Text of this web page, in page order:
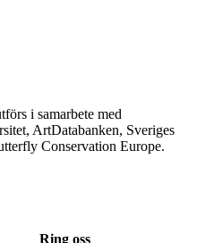
i samarbete med
ArtDatabanken, Sveriges
Conservation Europe.
Ring oss